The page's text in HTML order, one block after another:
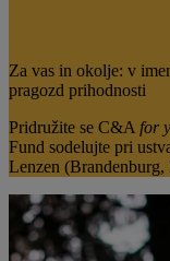
Za vas in okolje: v
pragozd prihodnosti
Pridružite se C&A for
Fund sodelujte pri
Lenzen (Brandenburg,